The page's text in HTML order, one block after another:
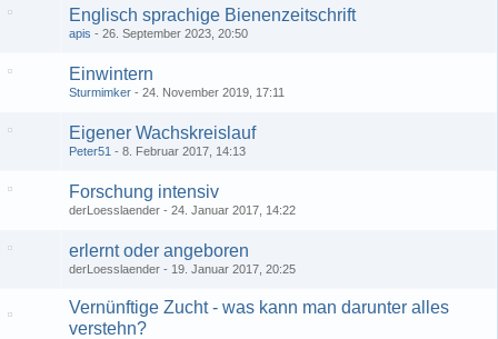
Englisch sprachige Bienenzeitschrift
apis 26. September 2023, 20:50
Einwintern
Sturmimker 24. November 2019, 17:11
Eigener Wachskreislauf
Peter51 8. Februar 2017, 14:13
Forschung intensiv
derLoesslaender 24. Januar 2017, 14:22
erlernt oder angeboren
derLoesslaender 19. Januar 2017, 20:25
Vernünftige Zucht - was kann man darunter alles
verstehn?